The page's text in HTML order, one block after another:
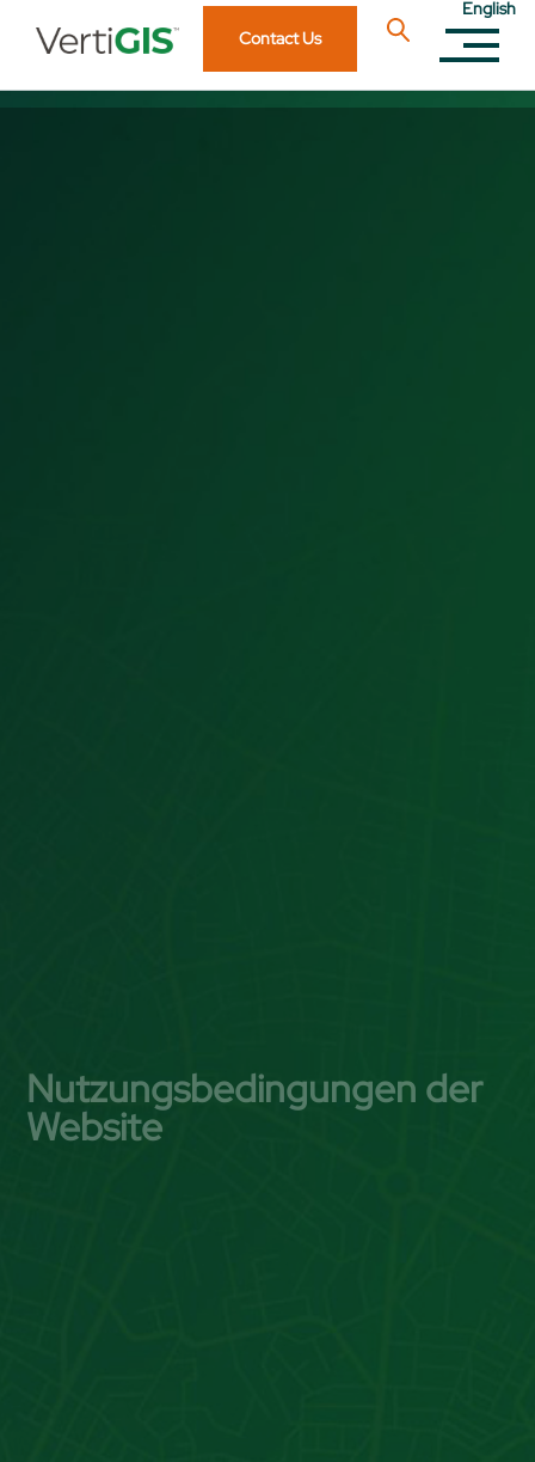
Contact Us
English
Nutzungsbedingungen der
Website